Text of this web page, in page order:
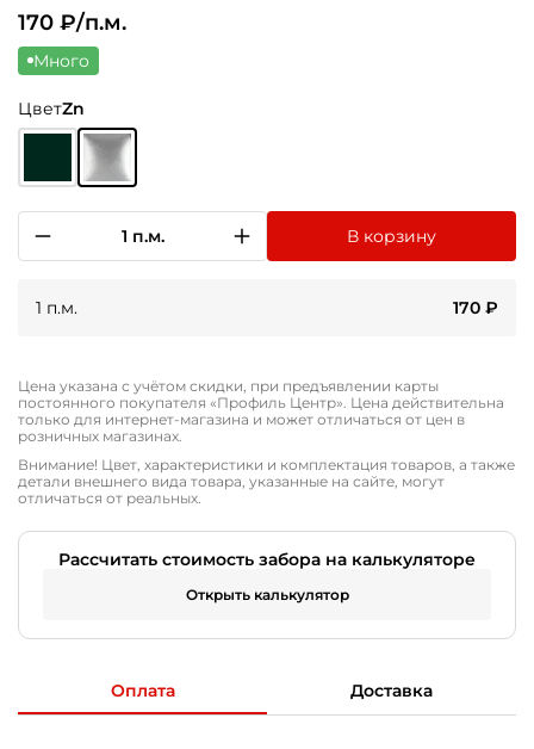
170 ₽/п.м.
Много
ЦветZn
1 п.м. В корзину
1 п.м. 170 ₽
Цена указана с учётом скидки, при предъявлении карты
постоянного покупателя «Профиль Центр». Цена действительна
только для интернет-магазина и может отличаться от цен в
розничных магазинах.
Внимание! Цвет, характеристики и комплектация товаров, а также
детали внешнего вида товара, указанные на сайте, могут
отличаться от реальных.
Рассчитать стоимость забора на калькуляторе
Открыть калькулятор
Оплата Доставка